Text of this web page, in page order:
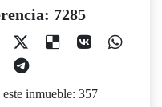
7285
inmueble: 357